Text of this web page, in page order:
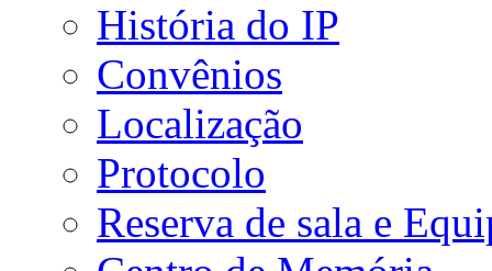
História do IP
Convênios
Localização
Protocolo
Reserva de sala e